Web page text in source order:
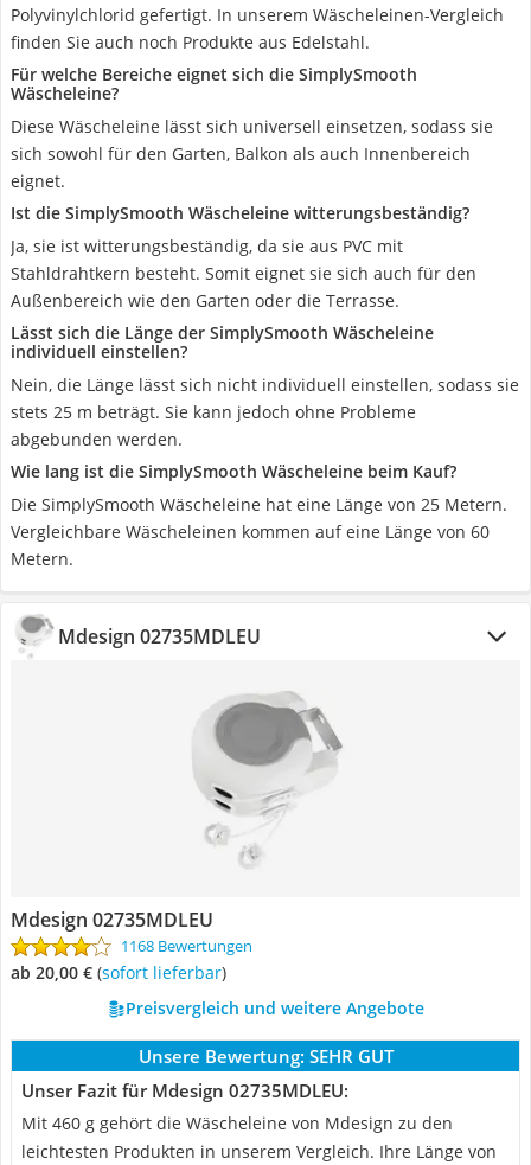
Polyvinylchlorid gefertigt. In unserem Wäscheleinen-Vergleich
finden Sie auch noch Produkte aus Edelstahl.
Für welche Bereiche eignet sich die SimplySmooth
Wäscheleine?
Diese Wäscheleine lässt sich universell einsetzen, sodass sie
sich sowohl für den Garten, Balkon als auch Innenbereich
eignet.
Ist die SimplySmooth Wäscheleine witterungsbeständig?
Ja, sie ist witterungsbeständig, da sie aus PVC mit
Stahldrahtkern besteht. Somit eignet sie sich auch für den
Außenbereich wie den Garten oder die Terrasse.
Lässt sich die Länge der SimplySmooth Wäscheleine
individuell einstellen?
Nein, die Länge lässt sich nicht individuell einstellen, sodass sie
stets 25 m beträgt. Sie kann jedoch ohne Probleme
abgebunden werden.
Wie lang ist die SimplySmooth Wäscheleine beim Kauf?
Die SimplySmooth Wäscheleine hat eine Länge von 25 Metern.
Vergleichbare Wäscheleinen kommen auf eine Länge von 60
Metern.
Mdesign 02735MDLEU
Mdesign 02735MDLEU
1168 Bewertungen
ab 20,00 € ( Sofort lieferbar)
Preisvergleich und weitere Angebote
Unsere Bewertung: SEHR GUT
Unser Fazit für Mdesign 02735MDLEU:
Mit 460 g gehört die Wäscheleine von Mdesign zu den
leichtesten Produkten in unserem Vergleich. Ihre Länge von